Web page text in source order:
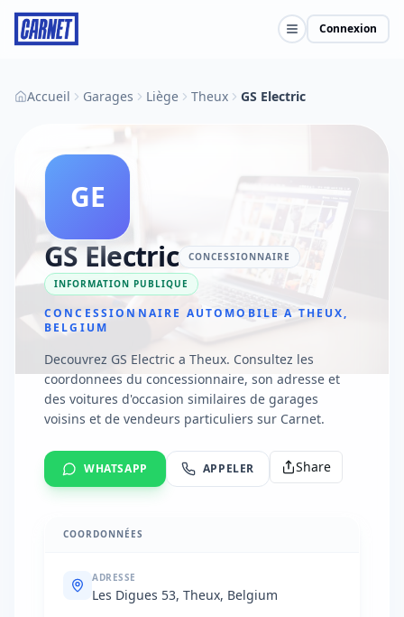
Connexion
Accueil Garages Liège Theux GS Electric
GE
GS Electric
CONCESSIONNAIRE
INFORMATION PUBLIQUE
CONCESSIONNAIRE AUTOMOBILE A THEUX,
BELGIUM
Decouvrez GS Electric a Theux. Consultez les
coordonnees du concessionnaire, son adresse et
des voitures d'occasion similaires de garages
voisins et de vendeurs particuliers sur Carnet.
WHATSAPP APPELER Share
COORDONNÉES
ADRESSE
Les Digues 53, Theux, Belgium